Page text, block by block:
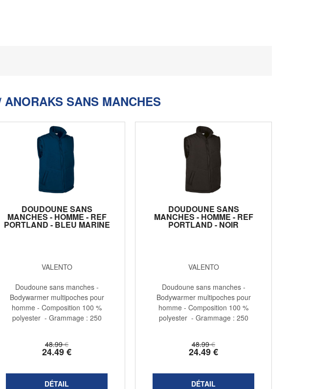
SANS MANCHES
DOUDOUNE SANS
MANCHES - HOMME - REF
PORTLAND - BLEU MARINE
VALENTO
48.99 €
24.49€
Doudoune sans manches -
Bodywarmer multipoches pour
homme - Composition 100 %
polyester - Grammage : 250
DOUDOUNE SANS
MANCHES - HOMME - REF
PORTLAND - NOIR
VALENTO
48.99 €
24.49€
Doudoune sans manches -
Bodywarmer multipoches pour
homme - Composition 100 %
polyester - Grammage : 250